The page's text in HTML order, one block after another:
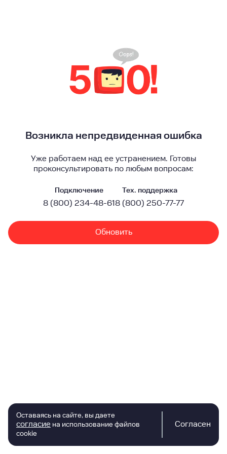
Возникла непредвиденная ошибка
Уже работаем над ее устранением. Готовы
проконсультировать по любым вопросам:
Подключение
8 (800) 234-48-61
Тех. поддержка
8 (800) 250-77-77
Обновить
Оставаясь на сайте, вы даете
согласие на использование файлов
cookie
Согласен